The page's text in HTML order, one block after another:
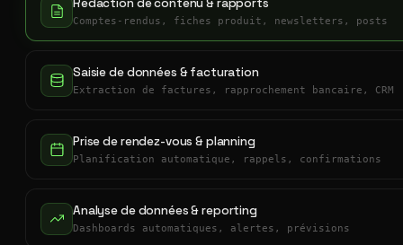
Rédaction de contenu & rapports
Comptes-rendus, fiches produit, newsletters, posts
Saisie de données & facturation
Extraction de factures, rapprochement bancaire, CRM
Prise de rendez-vous & planning
Planification automatique, rappels, confirmations
Analyse de données & reporting
Dashboards automatiques, alertes, prévisions